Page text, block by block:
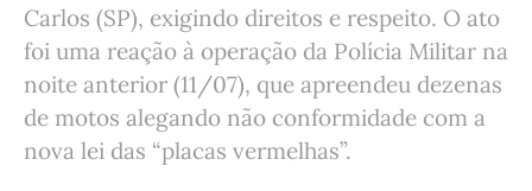
Carlos (SP), exigindo direitos e respeito. O ato
foi uma reação à operação da Polícia Militar na
noite anterior (11/07), que apreendeu dezenas
de motos alegando não conformidade com a
nova lei das “placas vermelhas”.